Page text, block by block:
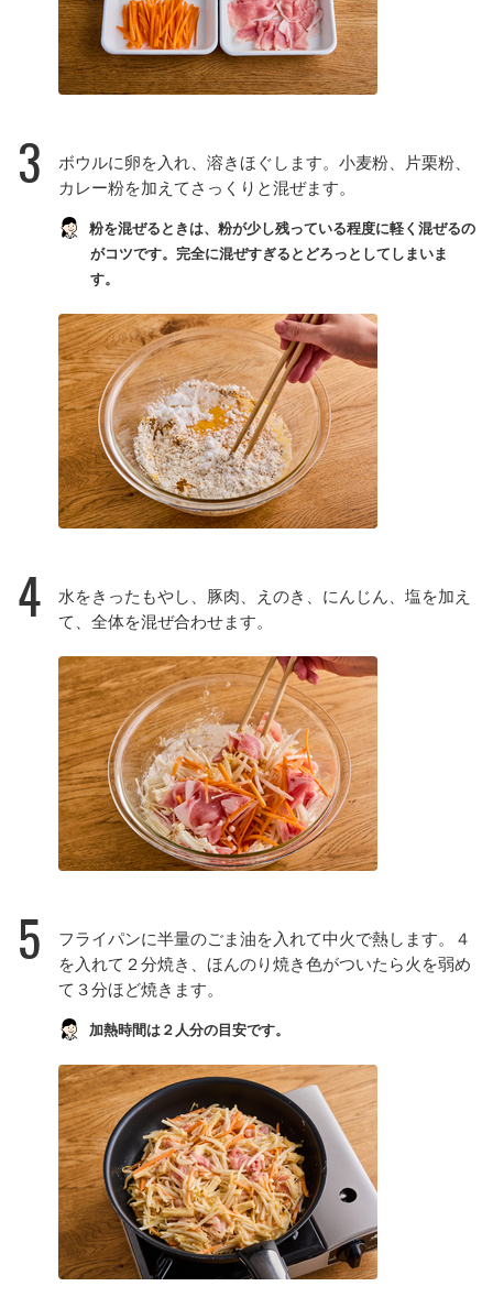
3
ボウルに卵を入れ、溶きほぐします。小麦粉、片栗粉、
カレー粉を加えてさっくりと混ぜます。
粉を混ぜるときは、粉が少し残っている程度に軽く混ぜるの
がコツです。完全に混ぜすぎるとどろっとしてしまいま
す。
4
水をきったもやし、豚肉、えのき、にんじん、塩を加え
て、全体を混ぜ合わせます。
5
フライパンに半量のごま油を入れて中火で熱します。４
を入れて２分焼き、ほんのり焼き色がついたら火を弱め
て３分ほど焼きます。
加熱時間は２人分の目安です。